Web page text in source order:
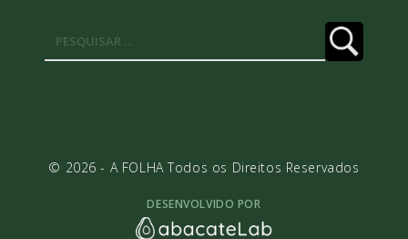
© 2026 - A FOLHA Todos os Direitos Reservados
DESENVOLVIDO POR